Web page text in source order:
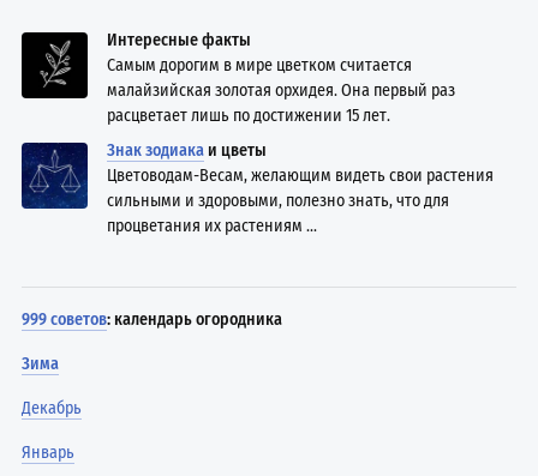
Интересные факты
Самым дорогим в мире цветком считается
малайзийская золотая орхидея. Она первый раз
расцветает лишь по достижении 15 лет.
Знак зодиака и цветы
Цветоводам-Весам, желающим видеть свои растения
сильными и здоровыми, полезно знать, что для
процветания их растениям ...
999 советов: календарь огородника
Зима
Декабрь
Январь